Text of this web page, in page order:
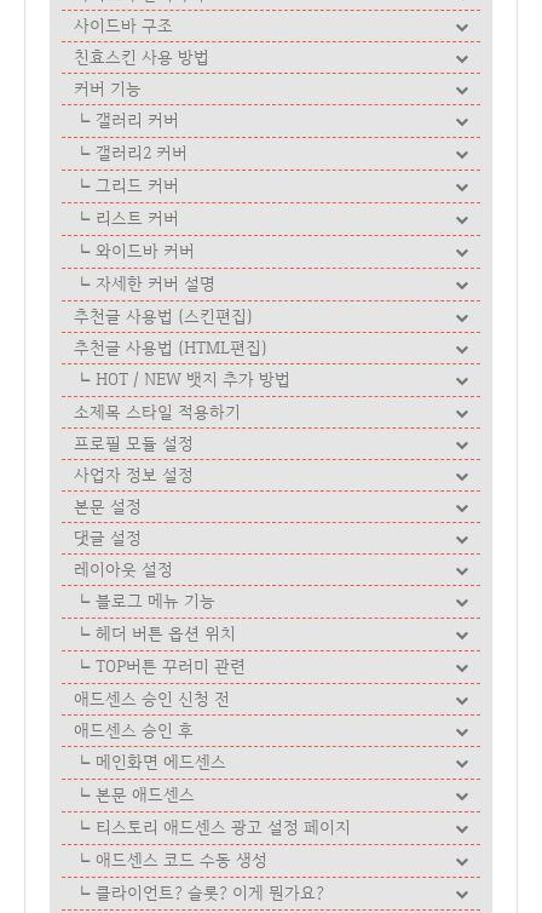
사이드바 구조
친효스킨 사용 방법
커버 기능
갤러리 커버
갤러리2 커버
그리드 커버
리스트 커버
와이드바 커버
자세한 커버 설명
추천글 사용법 (스킨편집)
추천글 사용법 (HTML편집)
HOT / NEW 뱃지 추가 방법
소제목 스타일 적용하기
프로필 모듈 설정
사업자 정보 설정
본문 설정
댓글 설정
레이아웃 설정
블로그 메뉴 기능
헤더 버튼 옵션 위치
TOP버튼 꾸러미 관련
애드센스 승인 신청 전
애드센스 승인 후
메인화면 에드센스
본문 애드센스
티스토리 애드센스 광고 설정 페이지
애드센스 코드 수동 생성
클라이언트? 슬롯? 이게 뭔가요?